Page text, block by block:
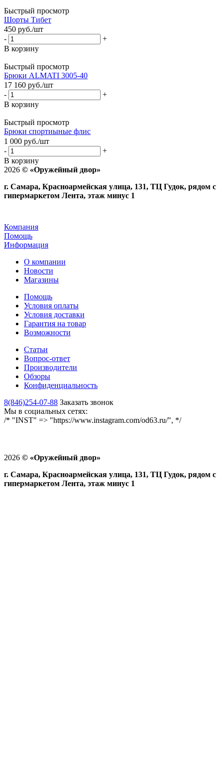
Быстрый просмотр
Шорты Тибет
450 руб./шт
-
+
В корзину
Быстрый просмотр
Брюки ALMATI 3005-40
17 160 руб./шт
-
+
В корзину
Быстрый просмотр
Брюки спортиыные флис
1 000 руб./шт
-
+
В корзину
2026 © «Оружейный двор»
г. Самара, Красноармейская улица, 131, ТЦ Гудок, рядом с
гипермаркетом Лента, этаж минус 1
Компания
Помощь
Информация
О компании
Новости
Магазины
Помощь
Условия оплаты
Условия доставки
Гарантия на товар
Возможности
Статьи
Вопрос-ответ
Производители
Обзоры
Конфиденциальность
8(846)254-07-88 Заказать звонок
Мы в социальных сетях:
/* "INST" => "https://www.instagram.com/od63.ru/", */
2026 © «Оружейный двор»
г. Самара, Красноармейская улица, 131, ТЦ Гудок, рядом с
гипермаркетом Лента, этаж минус 1